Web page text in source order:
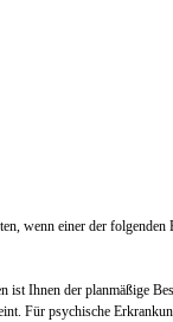
wenn einer der folgenden
ist Ihnen der planmäßige
Für psychische